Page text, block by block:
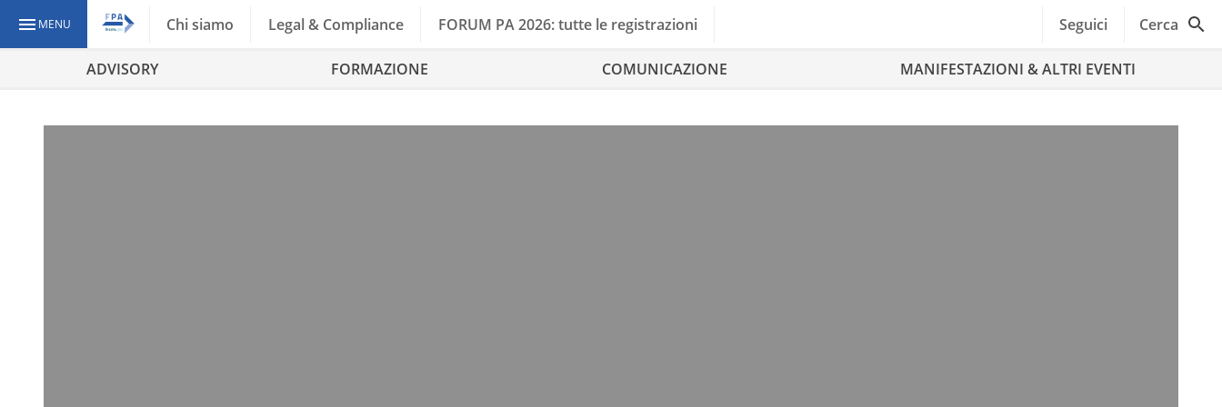
MENU Chi siamo Legal & Compliance FORUM PA 2026: tutte le registrazioni Seguici Cerca
ADVISORY FORMAZIONE COMUNICAZIONE MANIFESTAZIONI & ALTRI EVENTI